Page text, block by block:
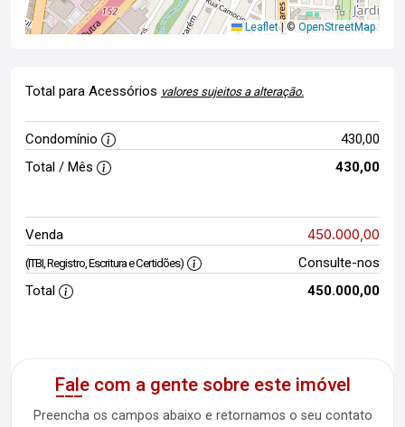
Leaflet |© OpenStreetMap
Total para Acessórios valores sujeitos a alteração.
Condomínio
430,00
Total / Mês
430,00
Venda 450.000,00
(ITBI, Registro, Escritura e Certidões)
Consulte-nos
Total
450.000,00
Fale com a gente sobre este imóvel
Preencha os campos abaixo e retornamos o seu contato